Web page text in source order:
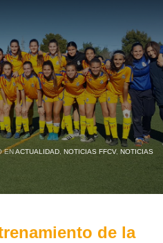
ENACTUALIDAD, NOTICIAS FFCV, NOTICIAS
de la